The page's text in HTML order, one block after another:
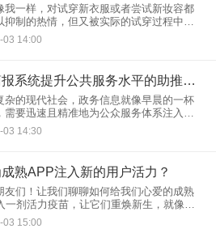
我一样，对试穿新衣服或者尝试新妆容都
抑制的热情，但又被实际的试穿过程中的
所困扰，那么今天你就要感谢科技的魔法
介绍的这位神奇的小助手——试妆小程
03 14:00
政务简报系统提升公共服务水平的助推器.txt
杂的现代社会，政务信息就像早晨的一杯
需要迅速且精准地为公众服务体系注入活
这个过程中，政务简报系统无疑成了提升
水平的一台高效助推器。接下来，就让我
03 14:30
熟APP注入新的用户活力？
友们！让我们聊聊如何给我们心爱的成熟
一剂活力疫苗，让它们重焕新生，就像给
列来个现代重启那样。 作为一款成熟
它经历过上架的新
03 15:00